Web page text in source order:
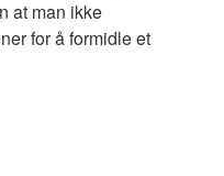
at man ikke
for å formidle et